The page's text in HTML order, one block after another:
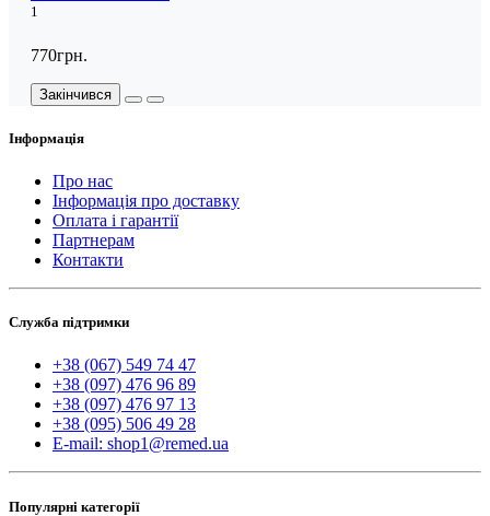
1
770грн.
Закінчився
Інформація
Про нас
Інформація про доставку
Оплата і гарантії
Партнерам
Контакти
Служба підтримки
+38 (067) 549 74 47
+38 (097) 476 96 89
+38 (097) 476 97 13
+38 (095) 506 49 28
E-mail: shop1@remed.ua
Популярні категорії